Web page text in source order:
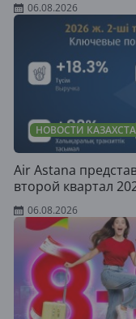
06.08.2026
НОВОСТИ
Air Astana
второй квартал
06.08.2026